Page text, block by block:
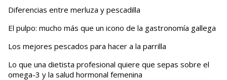
Diferencias entre merluza y pescadilla
El pulpo: mucho más que un icono de la gastronomía gallega
Los mejores pescados para hacer a la parrilla
Lo que una dietista profesional quiere que sepas sobre el
omega-3 y la salud hormonal femenina